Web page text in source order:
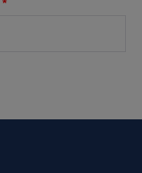
*